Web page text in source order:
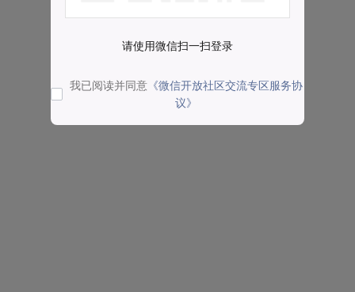
请使用微信扫一扫登录
我已阅读并同意 《微信开放社区交流专区服务协
议》